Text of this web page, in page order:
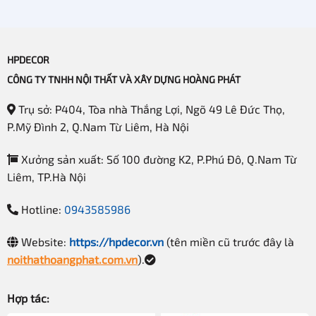
Nội thất shop giày dép cần được bố trí hài hòa với không gian, tạo
Lưu ý:Không nhồi nhét quá nhiều nội thất trong cửa hàng
hợp lý, hài hòa và lối ra vào, di chuyển phù hợp sẽ tạo cảm
HPDECOR
CÔNG TY TNHH NỘI THẤT VÀ XÂY DỰNG HOÀNG PHÁT
Trụ sở: P404, Tòa nhà Thắng Lợi, Ngõ 49 Lê Đức Thọ,
P.Mỹ Đình 2, Q.Nam Từ Liêm, Hà Nội
Xưởng sản xuất: Số 100 đường K2, P.Phú Đô, Q.Nam Từ
Liêm, TP.Hà Nội
Hotline: 0943585986
Website: https://hpdecor.vn(tên miền cũ trước đây là
noithathoangphat.com.vn).
Hợp tác: